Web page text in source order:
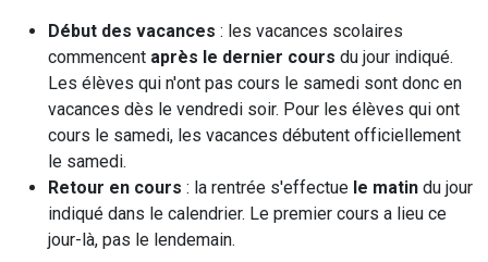
Début des vacances : les vacances scolaires
commencent après le dernier cours du jour indiqué.
Les élèves qui n'ont pas cours le samedi sont donc en
vacances dès le vendredi soir. Pour les élèves qui ont
cours le samedi, les vacances débutent officiellement
le samedi.
Retour en cours : la rentrée s'effectue le matin du jour
indiqué dans le calendrier. Le premier cours a lieu ce
jour-là, pas le lendemain.